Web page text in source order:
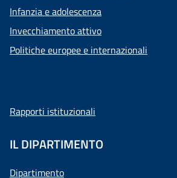
Infanzia e adolescenza
Invecchiamento attivo
Politiche europee e internazionali
Rapporti istituzionali
IL DIPARTIMENTO
Dipartimento